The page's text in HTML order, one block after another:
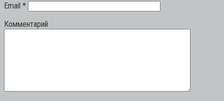
Email *
Комментарий